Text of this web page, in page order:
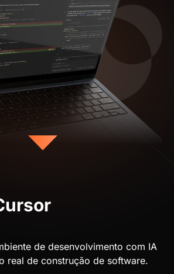
de desenvolvimento com IA
real de construção de software.